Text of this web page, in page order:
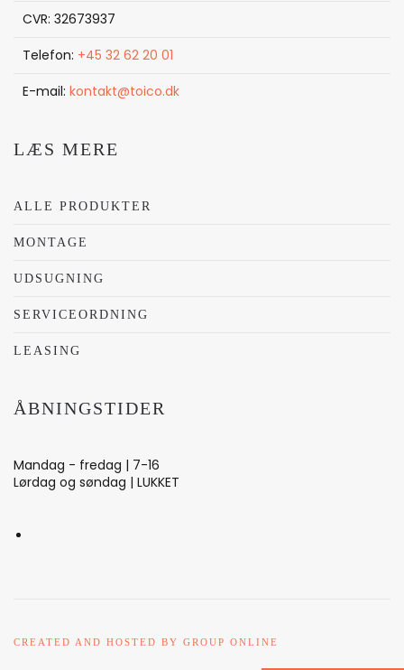
CVR: 32673937
Telefon: +45 32 62 20 01
E-mail: kontakt@toico.dk
LÆS MERE
ALLE PRODUKTER
MONTAGE
UDSUGNING
SERVICEORDNING
LEASING
ÅBNINGSTIDER
Mandag - fredag | 7-16
Lørdag og søndag | LUKKET
CREATED AND HOSTED BY GROUP ONLINE